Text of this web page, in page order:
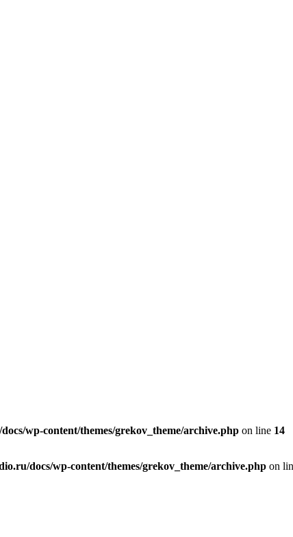
wp-content/themes/grekov_theme/archive.php on line 14
docs/wp-content/themes/grekov_theme/archive.php on